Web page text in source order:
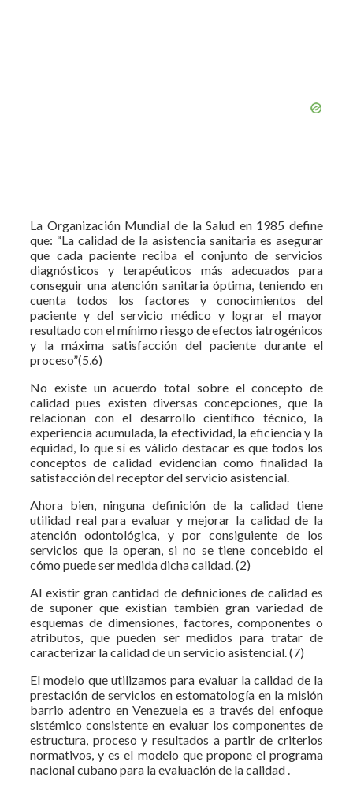
La Organización Mundial de la Salud en 1985 define
que: “La calidad de la asistencia sanitaria es asegurar
que cada paciente reciba el conjunto de servicios
diagnósticos y terapéuticos más adecuados para
conseguir una atención sanitaria óptima, teniendo en
cuenta todos los factores y conocimientos del
paciente y del servicio médico y lograr el mayor
resultado con el mínimo riesgo de efectos iatrogénicos
y la máxima satisfacción del paciente durante el
proceso”(5,6)
No existe un acuerdo total sobre el concepto de
calidad pues existen diversas concepciones, que la
relacionan con el desarrollo científico técnico, la
experiencia acumulada, la efectividad, la eficiencia y la
equidad, lo que sí es válido destacar es que todos los
conceptos de calidad evidencian como finalidad la
satisfacción del receptor del servicio asistencial.
Ahora bien, ninguna definición de la calidad tiene
utilidad real para evaluar y mejorar la calidad de la
atención odontológica, y por consiguiente de los
servicios que la operan, si no se tiene concebido el
cómo puede ser medida dicha calidad. (2)
Al existir gran cantidad de definiciones de calidad es
de suponer que existían también gran variedad de
esquemas de dimensiones, factores, componentes o
atributos, que pueden ser medidos para tratar de
caracterizar la calidad de un servicio asistencial. (7)
El modelo que utilizamos para evaluar la calidad de la
prestación de servicios en estomatología en la misión
barrio adentro en Venezuela es a través del enfoque
sistémico consistente en evaluar los componentes de
estructura, proceso y resultados a partir de criterios
normativos, y es el modelo que propone el programa
nacional cubano para la evaluación de la calidad .